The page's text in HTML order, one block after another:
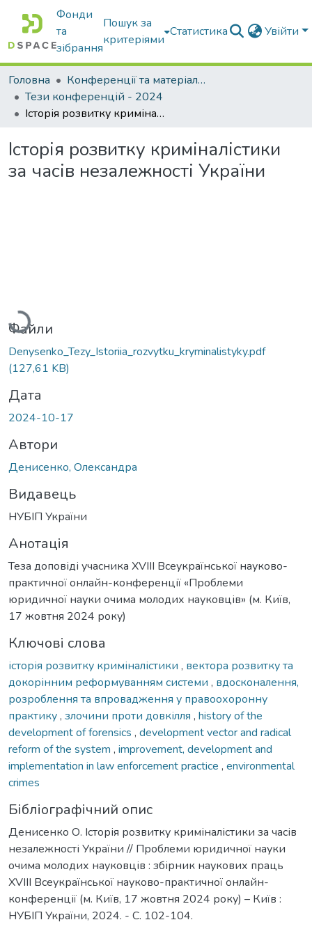
Фонди
та
зібрання
Пошук за
критеріями
Статистика Увійти
Головна
Конференції та матеріали конференцій
Тези конференцій - 2024
Історія розвитку криміналістики за часів незалежності України
Історія розвитку криміналістики
за часів незалежності України
Вантажиться...
Файли
Denysenko_Tezy_Istoriia_rozvytku_kryminalistyky.pdf
(127,61 KB)
Дата
2024-10-17
Автори
Денисенко, Олександра
Видавець
НУБІП України
Анотація
Теза доповіді учасника XVIII Всеукраїнської науково-
практичної онлайн-конференції «Проблеми
юридичної науки очима молодих науковців» (м. Київ,
17 жовтня 2024 року)
Ключові слова
історія розвитку криміналістики , вектора розвитку та
докорінним реформуванням системи , вдосконалення,
розроблення та впровадження у правоохоронну
практику, злочини проти довкілля , history of the
development of forensics , development vector and radical
reform of the system , improvement, development and
implementation in law enforcement practice , environmental
crimes
Бібліографічний опис
Денисенко О. Історія розвитку криміналістики за часів
незалежності України // Проблеми юридичної науки
очима молодих науковців : збірник наукових праць
XVIII Всеукраїнської науково-практичної онлайн-
конференції (м. Київ, 17 жовтня 2024 року) – Київ :
НУБІП України, 2024. - С. 102-104.